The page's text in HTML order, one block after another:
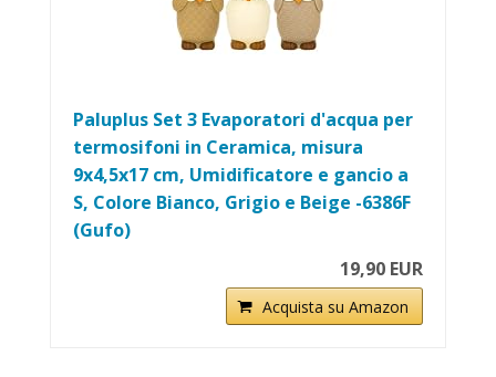
Paluplus Set 3 Evaporatori d'acqua per
termosifoni in Ceramica, misura
9x4,5x17 cm, Umidificatore e gancio a
S, Colore Bianco, Grigio e Beige -6386F
(Gufo)
19,90 EUR
Acquista su Amazon